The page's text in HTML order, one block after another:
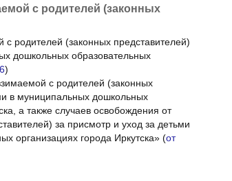
с родителей (законных
родителей (законных представителей)
дошкольных образовательных
)
с родителей (законных
в муниципальных дошкольных
а также случаев освобождения от
за присмотр и уход за детьми
организациях города Иркутска»(от